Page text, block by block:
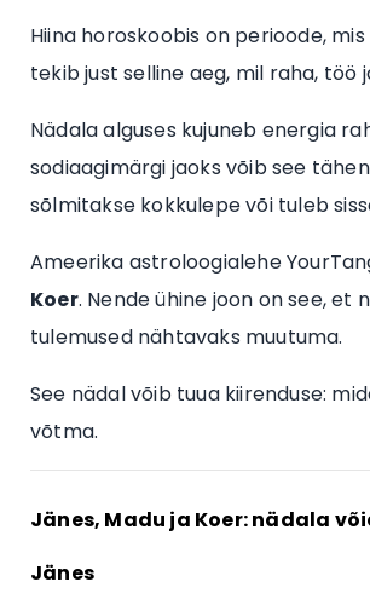
Hiina horoskoobis on perioode,
tekib just selline aeg, mil raha,
Nädala alguses kujuneb energia
sodiaagimärgi jaoks võib see
sõlmitakse kokkulepe või tuleb
Ameerika astroloogialehe
Koer. Nende ühine joon on see,
tulemused nähtavaks muutuma.
See nädal võib tuua kiirenduse:
võtma.
Jänes, Madu ja Koer: nädala
Jänes